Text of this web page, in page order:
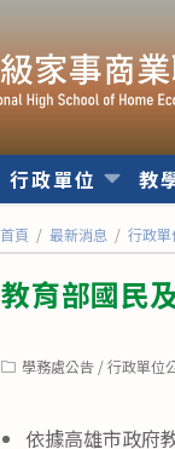
行政單位 教
首頁 / 最新消息 / 行政
教育部國民
Post學務處公告 / 行政單位
依據高雄市政府